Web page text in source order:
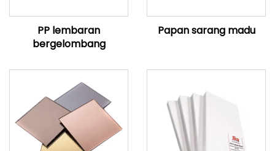
PP lembaran
bergelombang
Papan sarang madu